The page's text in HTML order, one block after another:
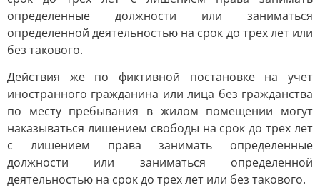
определенные должности или заниматься
определенной деятельностью на срок до трех лет или
без такового.
Действия же по фиктивной постановке на учет
иностранного гражданина или лица без гражданства
по месту пребывания в жилом помещении могут
наказываться лишением свободы на срок до трех лет
с лишением права занимать определенные
должности или заниматься определенной
деятельностью на срок до трех лет или без такового.